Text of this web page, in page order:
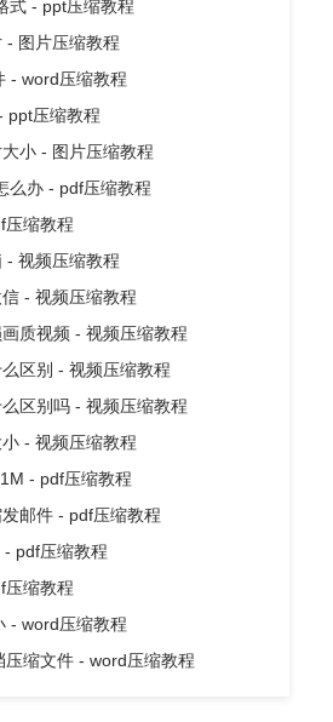
式 - ppt压缩教程
- 图片压缩教程
- word压缩教程
ppt压缩教程
小 - 图片压缩教程
么办 - pdf压缩教程
压缩教程
- 视频压缩教程
- 视频压缩教程
质视频 - 视频压缩教程
区别 - 视频压缩教程
区别吗 - 视频压缩教程
- 视频压缩教程
- pdf压缩教程
邮件 - pdf压缩教程
pdf压缩教程
压缩教程
- word压缩教程
缩文件 - word压缩教程